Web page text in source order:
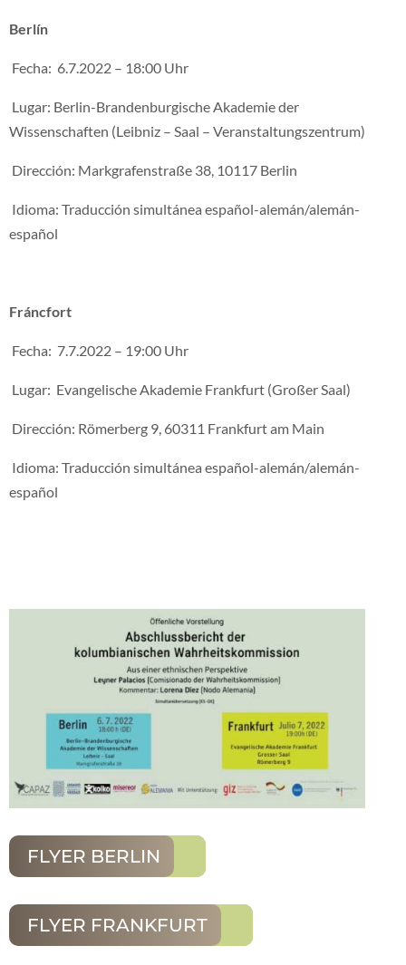
Berlín
Fecha: 6.7.2022 – 18:00 Uhr
Lugar: Berlin-Brandenburgische Akademie der
Wissenschaften (Leibniz – Saal – Veranstaltungszentrum)
Dirección: Markgrafenstraße 38, 10117 Berlin
Idioma: Traducción simultánea español-alemán/alemán-
español
Fráncfort
Fecha: 7.7.2022 – 19:00 Uhr
Lugar: Evangelische Akademie Frankfurt (Großer Saal)
Dirección: Römerberg 9, 60311 Frankfurt am Main
Idioma: Traducción simultánea español-alemán/alemán-
español
FLYER BERLIN
FLYER FRANKFURT